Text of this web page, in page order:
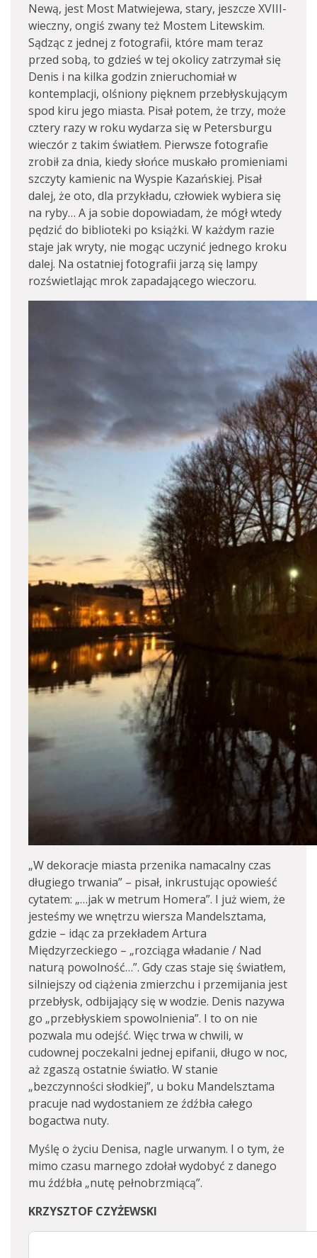
Newą, jest Most Matwiejewa, stary, jeszcze XVIII-
wieczny, ongiś zwany też Mostem Litewskim.
Sądząc z jednej z fotografii, które mam teraz
przed sobą, to gdzieś w tej okolicy zatrzymał się
Denis i na kilka godzin znieruchomiał w
kontemplacji, olśniony pięknem przebłyskującym
spod kiru jego miasta. Pisał potem, że trzy, może
cztery razy w roku wydarza się w Petersburgu
wieczór z takim światłem. Pierwsze fotografie
zrobił za dnia, kiedy słońce muskało promieniami
szczyty kamienic na Wyspie Kazańskiej. Pisał
dalej, że oto, dla przykładu, człowiek wybiera się
na ryby… A ja sobie dopowiadam, że mógł wtedy
pędzić do biblioteki po książki. W każdym razie
staje jak wryty, nie mogąc uczynić jednego kroku
dalej. Na ostatniej fotografii jarzą się lampy
rozświetlając mrok zapadającego wieczoru.
„W dekoracje miasta przenika namacalny czas
długiego trwania” – pisał, inkrustując opowieść
cytatem: „…jak w metrum Homera”. I już wiem, że
jesteśmy we wnętrzu wiersza Mandelsztama,
gdzie – idąc za przekładem Artura
Międzyrzeckiego – „rozciąga władanie / Nad
naturą powolność…”. Gdy czas staje się światłem,
silniejszy od ciążenia zmierzchu i przemijania jest
przebłysk, odbijający się w wodzie. Denis nazywa
go „przebłyskiem spowolnienia”. I to on nie
pozwala mu odejść. Więc trwa w chwili, w
cudownej poczekalni jednej epifanii, długo w noc,
aż zgaszą ostatnie światło. W stanie
„bezczynności słodkiej”, u boku Mandelsztama
pracuje nad wydostaniem ze źdźbła całego
bogactwa nuty.
Myślę o życiu Denisa, nagle urwanym. I o tym, że
mimo czasu marnego zdołał wydobyć z danego
mu źdźbła „nutę pełnobrzmiącą”.
KRZYSZTOF CZYŻEWSKI